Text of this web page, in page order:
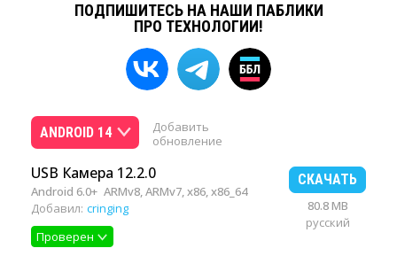
ПОДПИШИТЕСЬ НА НАШИ ПАБЛИКИ
ПРО ТЕХНОЛОГИИ!
ANDROID 14
Добавить
обновление
USB Камера 12.2.0
Android 6.0+ ARMv8, ARMv7, x86, x86_64
Добавил: cringing
Проверен
СКАЧАТЬ
80.8 MB
русский